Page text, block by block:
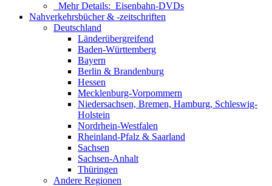
Mehr Details: Eisenbahn-DVDs
Nahverkehrsbücher & -zeitschriften
Deutschland
Länderübergreifend
Baden-Württemberg
Bayern
Berlin & Brandenburg
Hessen
Mecklenburg-Vorpommern
Niedersachsen, Bremen, Hamburg, Schleswig-
Holstein
Nordrhein-Westfalen
Rheinland-Pfalz & Saarland
Sachsen
Sachsen-Anhalt
Thüringen
Andere Regionen